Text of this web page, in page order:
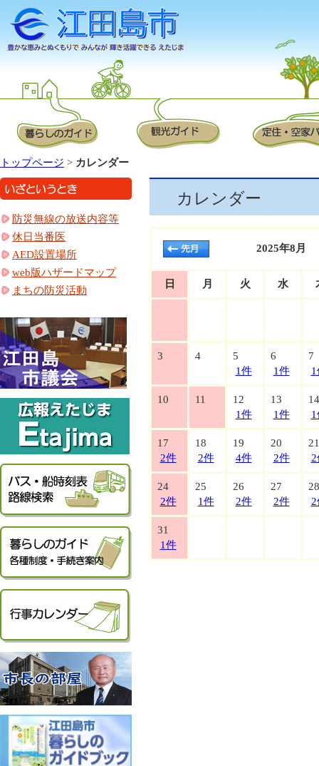
トップページ > カレンダー
カレンダー
2025年8月
日 月 火 水
3 4
5
1件
6
1件
7
10 11
12
1件
13
1件
14
17
2件
18
2件
19
4件
20
2件
21
24
2件
25
1件
26
2件
27
2件
28
31
1件
防災無線の放送内容等
休日当番医
AED設置場所
web版ハザードマップ
まちの防災活動